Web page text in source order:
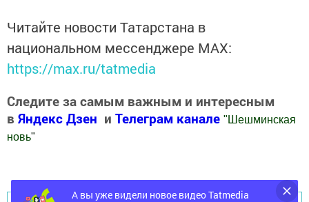
Читайте новости Татарстана в
национальном мессенджере MАХ:
https://max.ru/tatmedia
Следите за самым важным и интересным
в Яндекс Дзен и Телеграм канале " Шешминская
новь"
А вы уже видели новое видео Tatmedia